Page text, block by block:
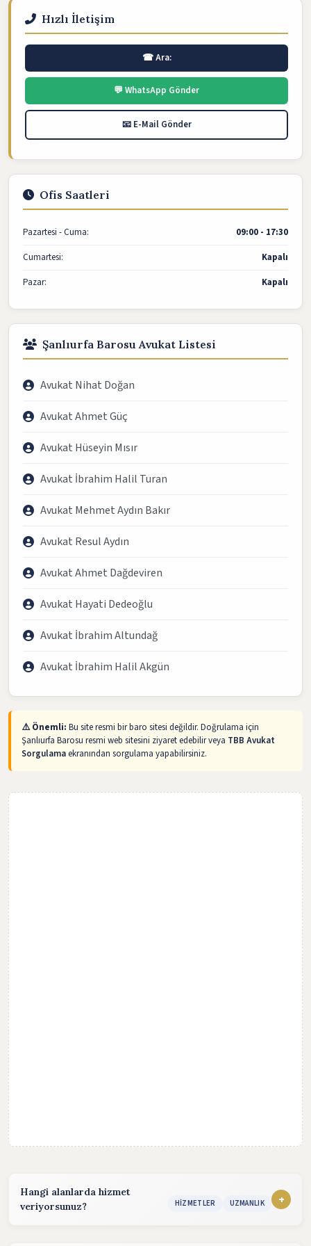
Hızlı İletişim
☎ Ara:
💬 WhatsApp Gönder
📧 E-Mail Gönder
Ofis Saatleri
Pazartesi - Cuma:
09:00 - 17:30
Cumartesi:
Kapalı
Pazar:
Kapalı
Şanlıurfa Barosu Avukat Listesi
Avukat Nihat Doğan
Avukat Ahmet Güç
Avukat Hüseyin Mısır
Avukat İbrahim Halil Turan
Avukat Mehmet Aydın Bakır
Avukat Resul Aydın
Avukat Ahmet Dağdeviren
Avukat Hayati Dedeoğlu
Avukat İbrahim Altundağ
Avukat İbrahim Halil Akgün
⚠️ Önemli: Bu site resmi bir baro sitesi değildir. Doğrulama için
Şanlıurfa Barosu resmi web sitesini ziyaret edebilir veya TBB Avukat
Sorgulamaekranından sorgulama yapabilirsiniz.
Hangi alanlarda hizmet
veriyorsunuz?
HIZMETLER UZMANLIK +